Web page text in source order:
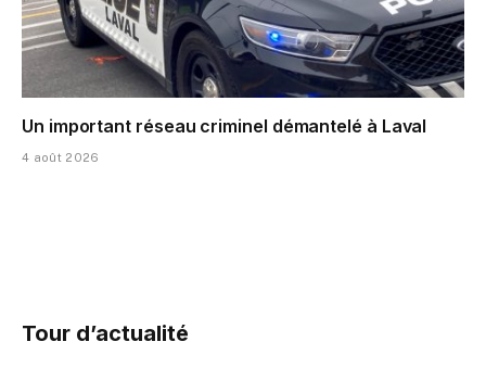
Un important réseau criminel démantelé à Laval
4 août 2026
Tour d’actualité